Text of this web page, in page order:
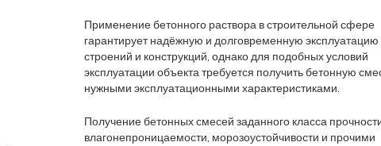
Применение бетонного раствора в строительной сфере
гарантирует надёжную и долговременную эксплуатацию
строений и конструкций, однако для подобных условий
эксплуатации объекта требуется получить бетонную
нужными эксплуатационными характеристиками.
Получение бетонных смесей заданного класса
влагонепроницаемости, морозоустойчивости и прочими